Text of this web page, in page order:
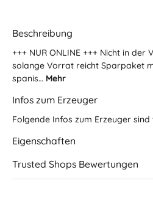
Beschreibung
+++ NUR ONLINE +++ Nicht in der
solange Vorrat reicht Sparpaket
spanis… Mehr
Infos zum Erzeuger
Folgende Infos zum Erzeuger sind
Eigenschaften
Trusted Shops Bewertungen